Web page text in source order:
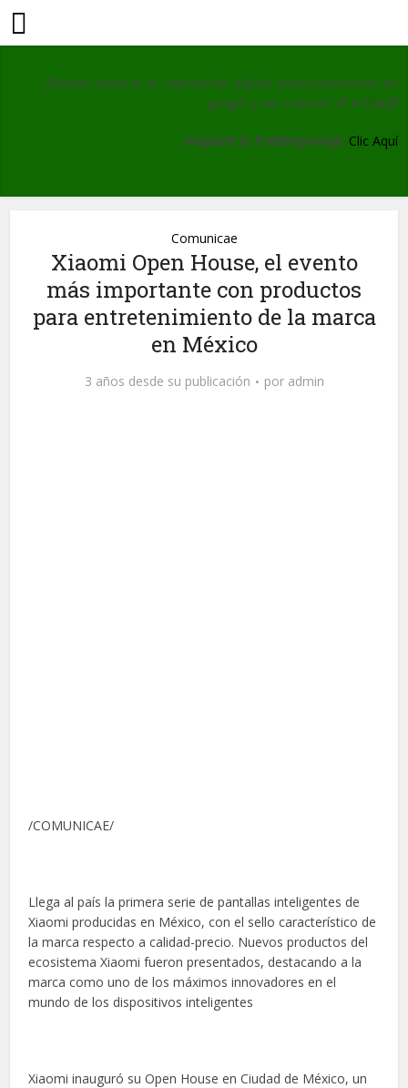
¿Deseas mejorar tu reputación digital, posicionamiento en
google y ser noticia? 🔎👨🏻‍💻📰
Adquiere tu Publirreportaje: Clic Aquí
Comunicae
Xiaomi Open House, el evento
más importante con productos
para entretenimiento de la marca
en México
3 años desde su publicación por admin
/COMUNICAE/
Llega al país la primera serie de pantallas inteligentes de
Xiaomi producidas en México, con el sello característico de
la marca respecto a calidad-precio. Nuevos productos del
ecosistema Xiaomi fueron presentados, destacando a la
marca como uno de los máximos innovadores en el
mundo de los dispositivos inteligentes
Xiaomi inauguró su Open House en Ciudad de México, un